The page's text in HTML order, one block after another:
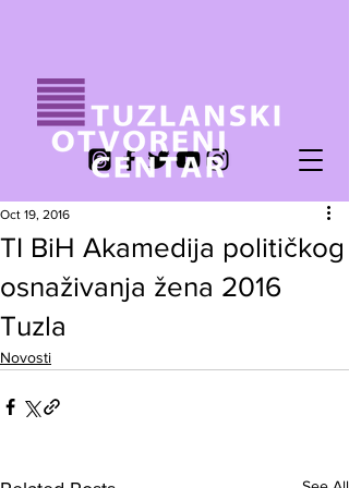
TI BiH Akamedija političkog
osnaživanja žena 2016
Tuzla
Oct 19, 2016
Novosti